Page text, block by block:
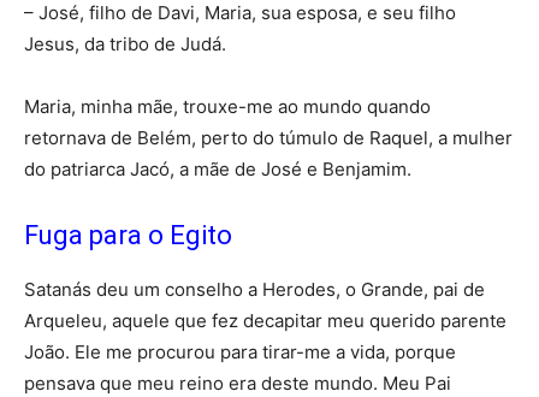
– José, filho de Davi, Maria, sua esposa, e seu filho
Jesus, da tribo de Judá.
Maria, minha mãe, trouxe-me ao mundo quando
retornava de Belém, perto do túmulo de Raquel, a mulher
do patriarca Jacó, a mãe de José e Benjamim.
Fuga para o Egito
Satanás deu um conselho a Herodes, o Grande, pai de
Arqueleu, aquele que fez decapitar meu querido parente
João. Ele me procurou para tirar-me a vida, porque
pensava que meu reino era deste mundo. Meu Pai